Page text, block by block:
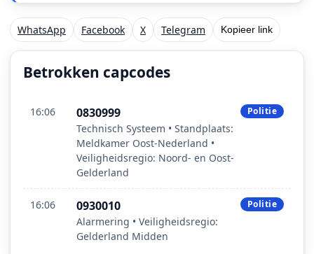
WhatsApp Facebook X Telegram Kopieer link
Betrokken capcodes
16:06 0830999
Technisch Systeem • Standplaats:
Meldkamer Oost‑Nederland •
Veiligheidsregio: Noord- en Oost-
Gelderland
Politie
16:06 0930010
Alarmering • Veiligheidsregio:
Gelderland Midden
Politie